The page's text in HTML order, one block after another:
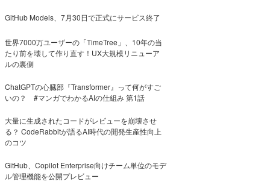
GitHub Models、7月30日で正式にサービス終了
世界7000万ユーザーの「TimeTree」、10年の当
たり前を壊して作り直す！UX大規模リニューア
ルの裏側
ChatGPTの心臓部『Transformer』って何がすご
いの？ #マンガでわかるAIの仕組み 第1話
大量に生成されたコードがレビューを崩壊させ
る？ CodeRabbitが語るAI時代の開発生産性向上
のコツ
GitHub、Copilot Enterprise向けチーム単位のモデ
ル管理機能を公開プレビュー